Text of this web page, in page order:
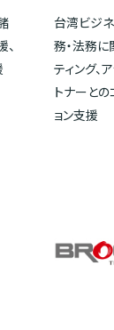
台湾ビジ
務・法務
ティング、
トナーと
ョン支援